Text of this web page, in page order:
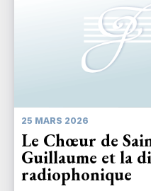
25 MARS 2026
Le Chœur de
Guillaume et la
radiophonique